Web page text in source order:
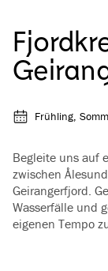
Frühling,
Begleite uns auf
zwischen
Geirangerfjord.
Wasserfälle und
eigenen Tempo